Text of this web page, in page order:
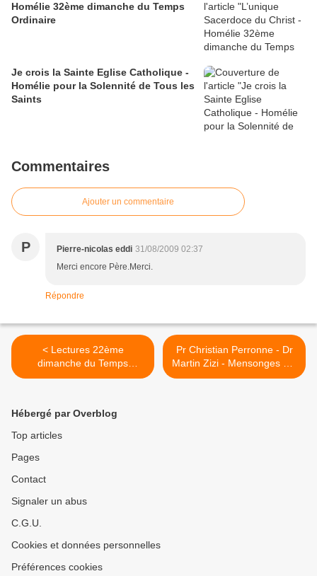
Homélie 32ème dimanche du Temps
Ordinaire
Je crois la Sainte Eglise Catholique -
Homélie pour la Solennité de Tous les
Saints
Commentaires
Ajouter un commentaire
P Pierre-nicolas eddi 31/08/2009 02:37
Merci encore Père.Merci.
Répondre
< Lectures 22ème
dimanche du Temps
Ordinaire B - « Vous laissez
à la tradition des hommes »
Pr Christian Perronne - Dr
Martin Zizi - Mensonges sur
la crise Covid : La vérité
Hébergé par Overblog
Top articles
Pages
Contact
Signaler un abus
C.G.U.
Cookies et données personnelles
Préférences cookies